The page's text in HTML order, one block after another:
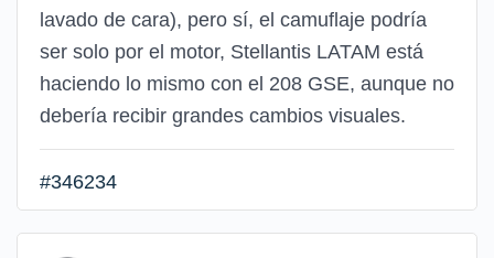
lavado de cara), pero sí, el camuflaje podría
ser solo por el motor, Stellantis LATAM está
haciendo lo mismo con el 208 GSE, aunque no
debería recibir grandes cambios visuales.
#346234